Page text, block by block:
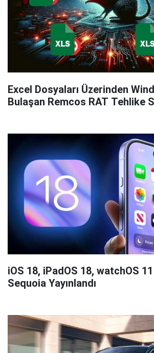
Excel Dosyaları Üzerinden
Bulaşan Remcos RAT Tehlike
iOS 18, iPadOS 18, watchOS
Sequoia Yayınlandı